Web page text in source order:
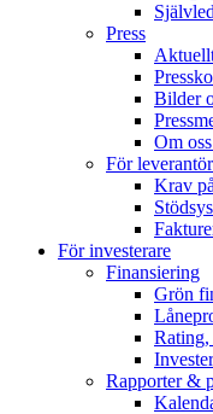
Press
Bilder
Om
För
Krav
För investerare
Finansiering
Grön
Rapporter &